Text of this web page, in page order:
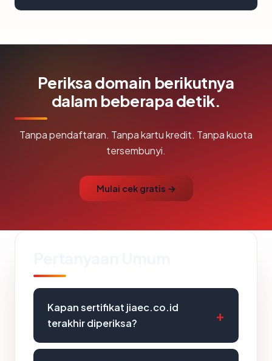
Periksa domain berikutnya
dalam beberapa detik.
Tanpa pendaftaran. Tanpa kartu kredit. Tanpa kuota
tersembunyi.
Mulai cek gratis →
Kapan sertifikat jiaec.co.id
terakhir diperiksa?